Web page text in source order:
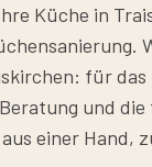
Küche in
für
und
einer Hand,